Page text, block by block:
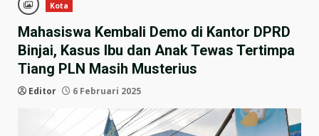
Kota
Mahasiswa Kembali Demo di Kantor DPRD
Binjai, Kasus Ibu dan Anak Tewas Tertimpa
Tiang PLN Masih Musterius
Editor 6 Februari 2025